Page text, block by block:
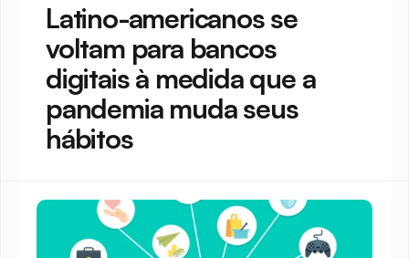
Latino-americanos se
voltam para bancos
digitais à medida que a
pandemia muda seus
hábitos